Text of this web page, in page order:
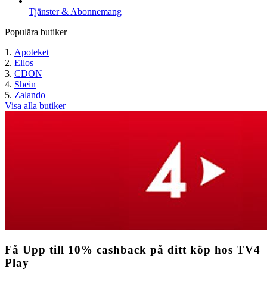
Tjänster & Abonnemang
Populära butiker
Apoteket
Ellos
CDON
Shein
Zalando
Visa alla butiker
Få Upp till 10% cashback på ditt köp hos TV4
Play